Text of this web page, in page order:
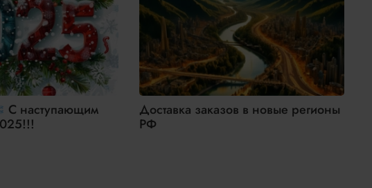
наступающим
Доставка заказов в новые регионы
РФ